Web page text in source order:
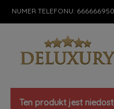
NUMER TELEFONU: 666666950
Ten produkt jest